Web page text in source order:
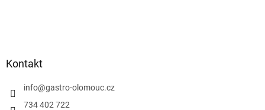
Kontakt
info@gastro-olomouc.cz
734 402 722